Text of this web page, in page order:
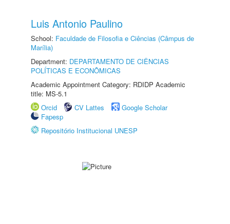
Luis Antonio Paulino
School: Faculdade de Filosofia e Ciências (Câmpus de
Marília)
Department: DEPARTAMENTO DE CIÊNCIAS
POLÍTICAS E ECONÔMICAS
Academic Appointment Category: RDIDP Academic
title: MS-5.1
Orcid
CV Lattes
Google Scholar
Fapesp
Repositório Institucional UNESP